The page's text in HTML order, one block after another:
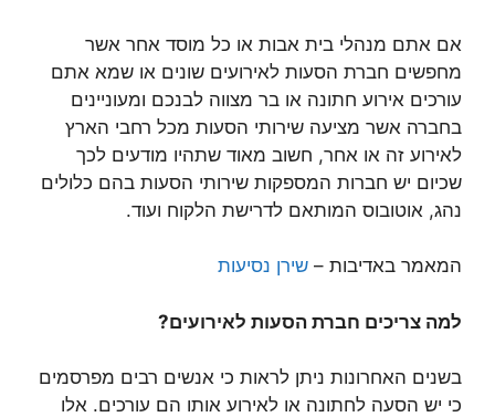
אם אתם מנהלי בית אבות או כל מוסד אחר אשר
מחפשים חברת הסעות לאירועים שונים או שמא אתם
עורכים אירוע חתונה או בר מצווה לבנכם ומעוניינים
בחברה אשר מציעה שירותי הסעות מכל רחבי הארץ
לאירוע זה או אחר, חשוב מאוד שתהיו מודעים לכך
שכיום יש חברות המספקות שירותי הסעות בהם כלולים
נהג, אוטובוס המותאם לדרישת הלקוח ועוד.
המאמר באדיבות – שירן נסיעות
למה צריכים חברת הסעות לאירועים?
בשנים האחרונות ניתן לראות כי אנשים רבים מפרסמים
כי יש הסעה לחתונה או לאירוע אותו הם עורכים. אלו